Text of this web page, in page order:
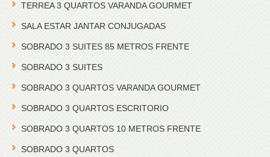
TERREA 3 QUARTOS VARANDA GOURMET
SALA ESTAR JANTAR CONJUGADAS
SOBRADO 3 SUITES 85 METROS FRENTE
SOBRADO 3 SUITES
SOBRADO 3 QUARTOS VARANDA GOURMET
SOBRADO 3 QUARTOS ESCRITORIO
SOBRADO 3 QUARTOS 10 METROS FRENTE
SOBRADO 3 QUARTOS